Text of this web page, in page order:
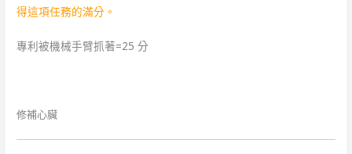
得這項任務的滿分。
專利被機械手臂抓著=25 分
修補心臟